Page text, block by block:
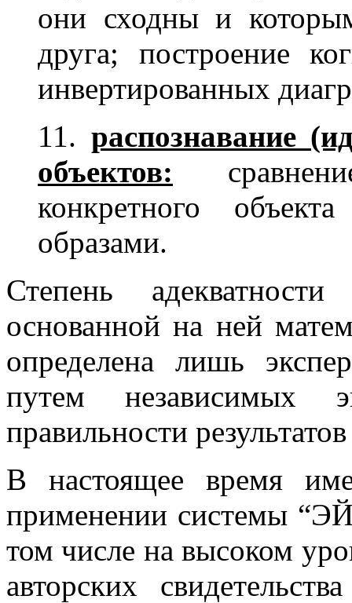
они сходны и
друга; построение
инвертированных
11. распознавание
объектов:
конкретного
образами.
Степень
основанной на ней
определена лишь
путем независимых
правильности
В настоящее время
применении системы
том числе на высоком
авторских